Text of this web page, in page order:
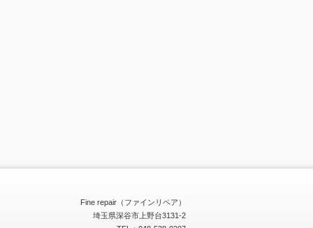
Fine repair（ファインリペア）
埼玉県深谷市上野台3131-2